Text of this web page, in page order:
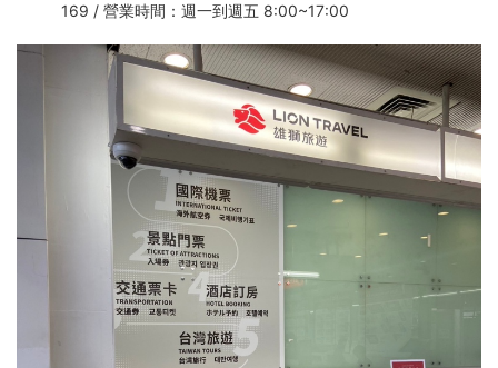
169 / 營業時間：週一到週五 8:00~17:00